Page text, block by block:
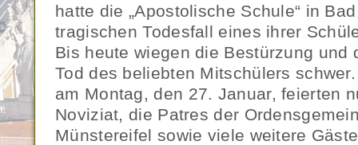
hatte die „Apostolische Schule“ in
tragischen Todesfall eines ihrer
Bis heute wiegen die Bestürzung und
Tod des beliebten Mitschülers
am Montag, den 27. Januar, feierten
Noviziat, die Patres der
Münstereifel sowie viele weitere